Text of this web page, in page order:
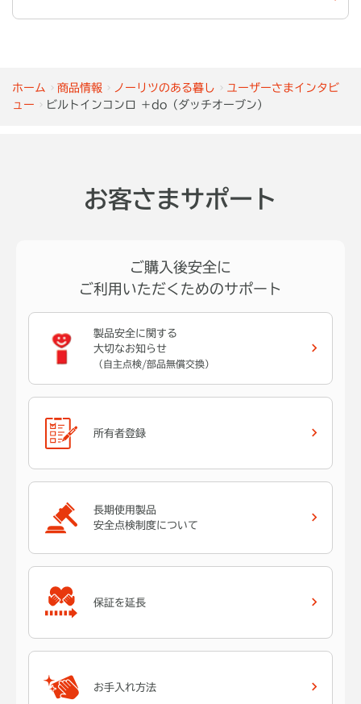
ホーム 商品情報 ノーリツのある暮し
ユーザーさまインタビ
ュー
ビルトインコンロ ＋do（ダッチオーブン）
お客さまサポート
ご購入後安全に
ご利用いただくためのサポート
製品安全に関する
大切なお知らせ
（自主点検/部品無償交換）
所有者登録
長期使用製品
安全点検制度について
保証を延長
お手入れ方法